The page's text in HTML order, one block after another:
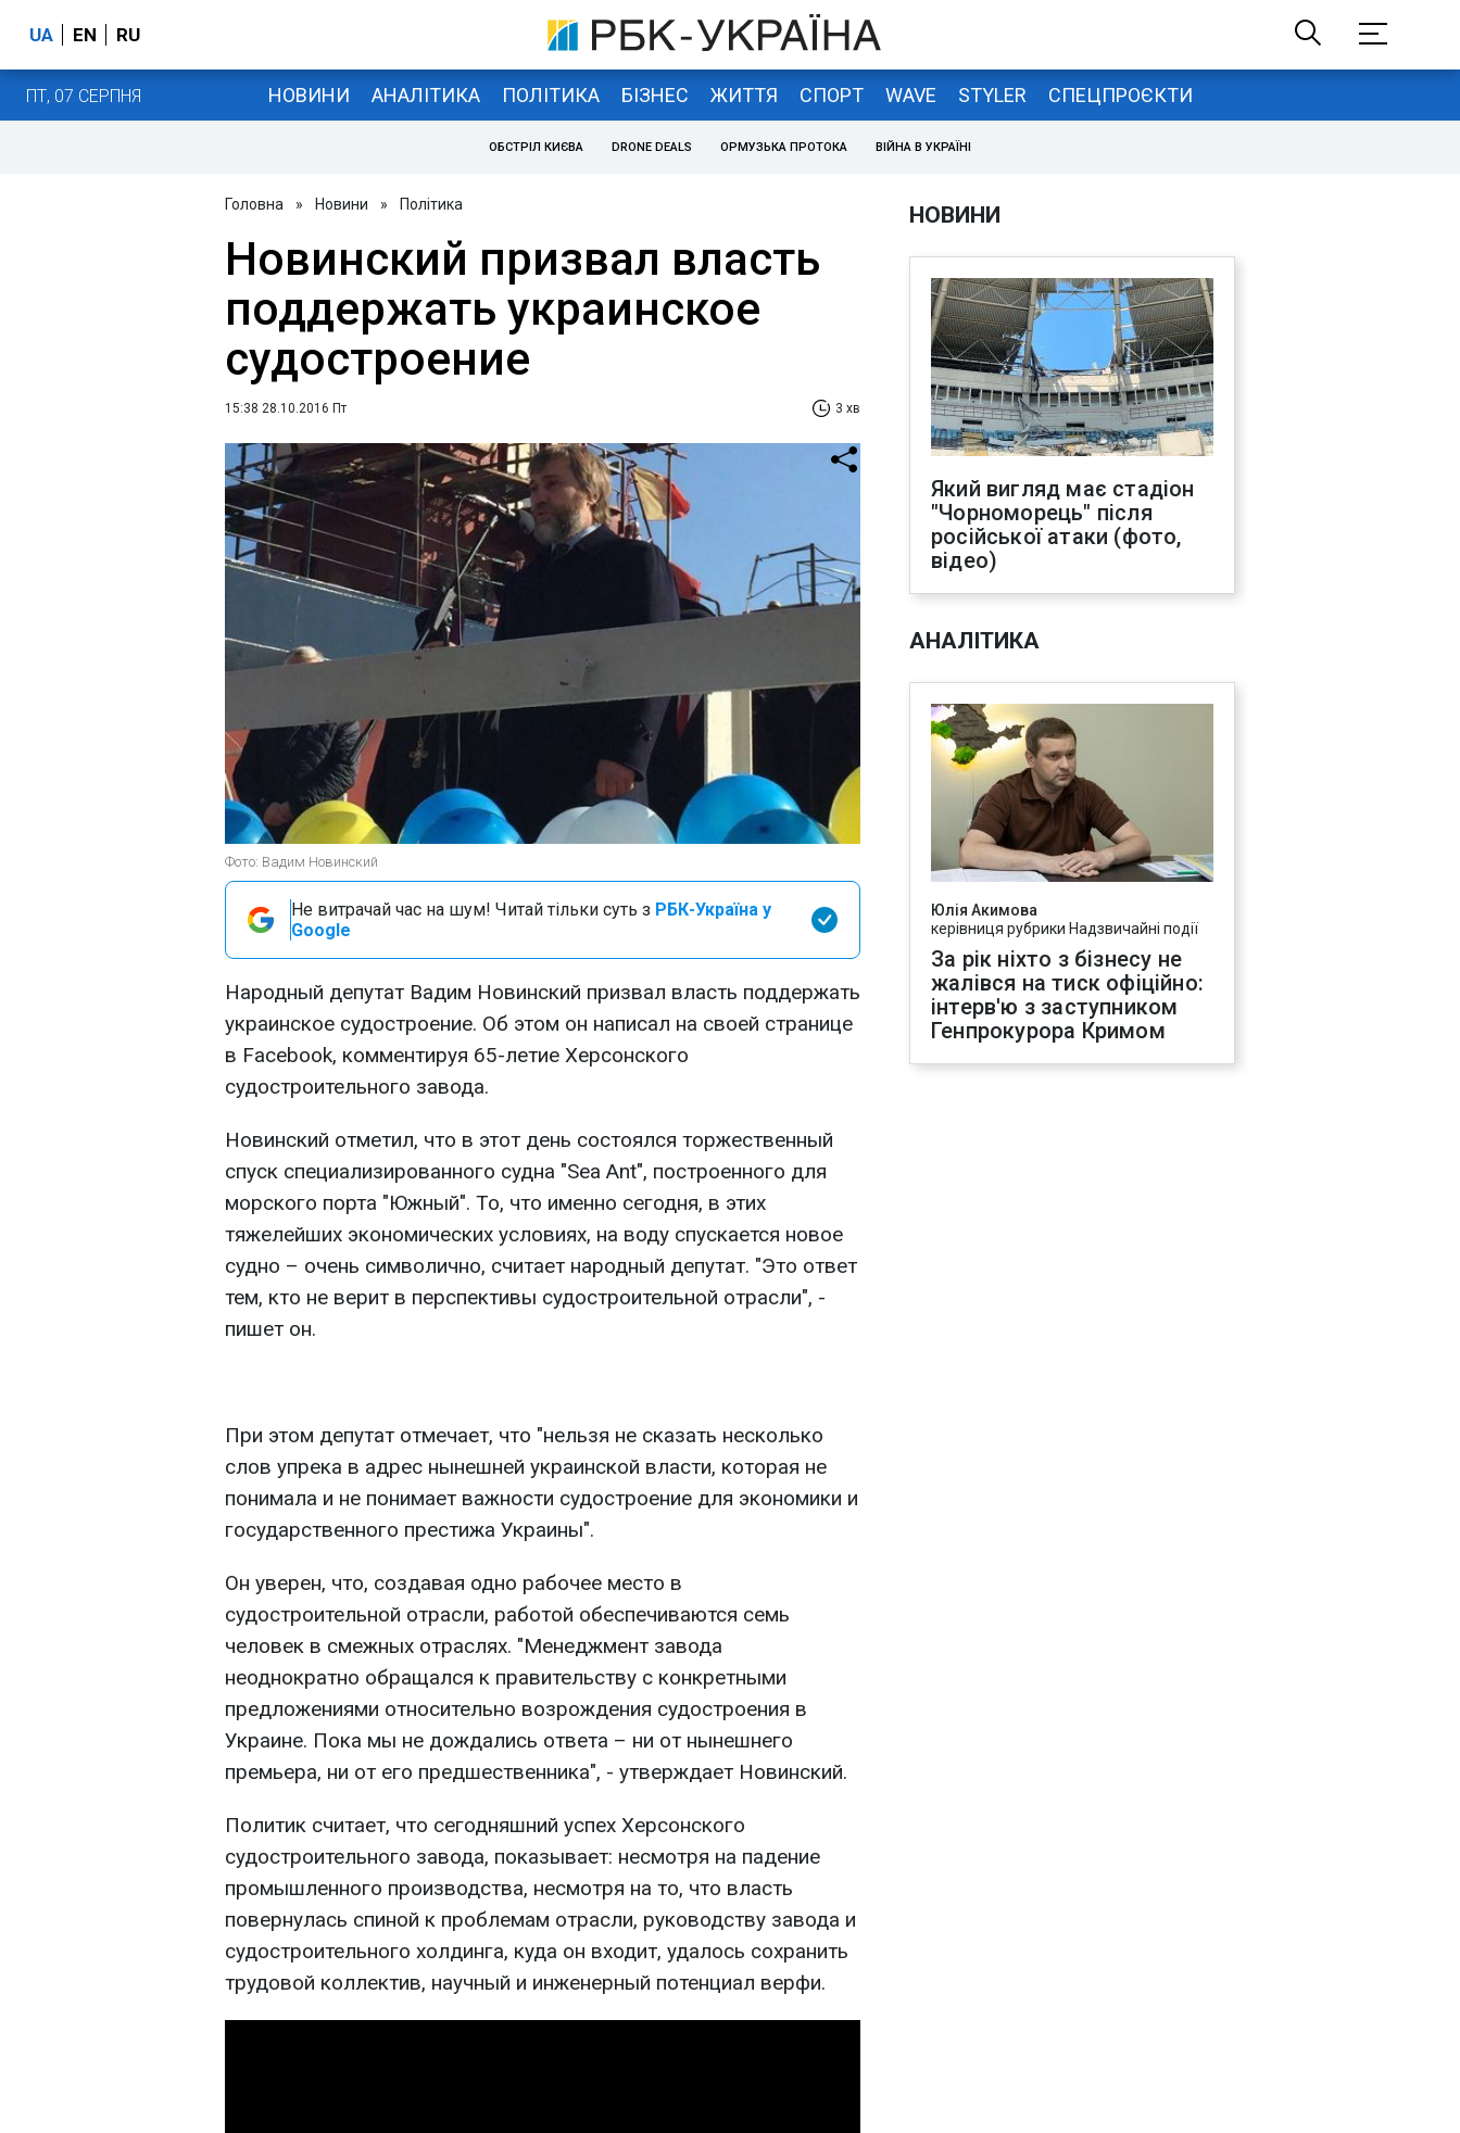
UA EN RU
ПТ, 07 СЕРПНЯ НОВИНИ АНАЛІТИКА ПОЛІТИКА БІЗНЕС ЖИТТЯ СПОРТ WAVE STYLER СПЕЦПРОЄКТИ
ОБСТРІЛ КИЄВА DRONE DEALS ОРМУЗЬКА ПРОТОКА ВІЙНА В УКРАЇНІ
Головна » Новини » Політика
Новинский призвал власть
поддержать украинское
судостроение
15:38 28.10.2016 Пт 3 хв
Фото: Вадим Новинский
Не витрачай час на шум! Читай тільки суть з РБК-Україна у
Google
Народный депутат Вадим Новинский призвал власть поддержать
украинское судостроение. Об этом он написал на своей странице
в Facebook, комментируя 65-летие Херсонского
судостроительного завода.
Новинский отметил, что в этот день состоялся торжественный
спуск специализированного судна "Sea Ant", построенного для
морского порта "Южный". То, что именно сегодня, в этих
тяжелейших экономических условиях, на воду спускается новое
судно – очень символично, считает народный депутат. "Это ответ
тем, кто не верит в перспективы судостроительной отрасли", -
пишет он.
При этом депутат отмечает, что "нельзя не сказать несколько
слов упрека в адрес нынешней украинской власти, которая не
понимала и не понимает важности судостроение для экономики и
государственного престижа Украины".
Он уверен, что, создавая одно рабочее место в
судостроительной отрасли, работой обеспечиваются семь
человек в смежных отраслях. "Менеджмент завода
неоднократно обращался к правительству с конкретными
предложениями относительно возрождения судостроения в
Украине. Пока мы не дождались ответа – ни от нынешнего
премьера, ни от его предшественника", - утверждает Новинский.
Политик считает, что сегодняшний успех Херсонского
судостроительного завода, показывает: несмотря на падение
промышленного производства, несмотря на то, что власть
повернулась спиной к проблемам отрасли, руководству завода и
судостроительного холдинга, куда он входит, удалось сохранить
трудовой коллектив, научный и инженерный потенциал верфи.
НОВИНИ
Який вигляд має стадіон
"Чорноморець" після
російської атаки (фото,
відео)
АНАЛІТИКА
Юлія Акимова
керівниця рубрики Надзвичайні події
За рік ніхто з бізнесу не
жалівся на тиск офіційно:
інтерв'ю з заступником
Генпрокурора Кримом